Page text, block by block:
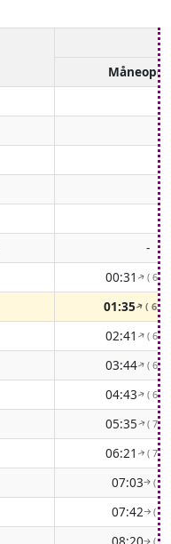
-
00:31 ↑( 65°
01:35↑( 62°
02:41 ↑( 61°
03:44↑( 62°
04:43↑( 65°
05:35↑( 70°
06:21 ↑( 76°
07:03↑ (
07:42↑ (
↑ (